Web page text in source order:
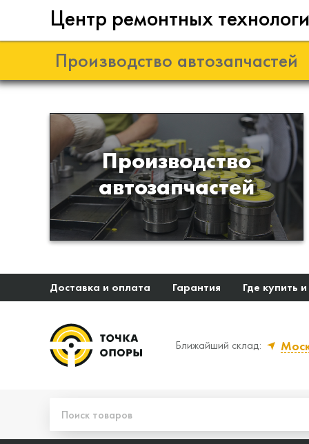
Центр ремонтных
Производство автозапчастей
Производство
автозапчастей
Разработка и
производство деталей из
эластомеров для подвески
автомобиля
Доставка и оплата Гарантия Где купить
Ближайший склад: